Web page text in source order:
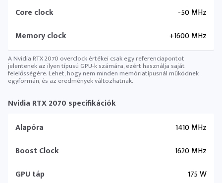
Core clock
-50 MHz
Memory clock
+1600 MHz
A Nvidia RTX 2070 overclock értékei csak egy referenciapontot
jelentenek az ilyen típusú GPU-k számára, ezért használja saját
felelősségére. Lehet, hogy nem minden memóriatípusnál működnek
egyformán, és az eredmények változhatnak.
Nvidia RTX 2070 specifikációk
Alapóra
1410 MHz
Boost Clock
1620 MHz
GPU táp
175 W